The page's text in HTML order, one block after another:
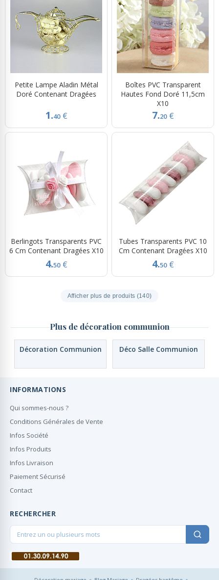
Petite Lampe Aladin Métal
Doré Contenant Dragées
1.40 €
Boîtes PVC Transparent
Hautes Fond Doré 11,5cm
X10
7.20 €
Berlingots Transparents PVC
6 Cm Contenant Dragées X10
4.50 €
Tubes Transparents PVC 10
Cm Contenant Dragées X10
4.50 €
Afficher plus de produits (140)
Plus de décoration communion
Décoration Communion Déco Salle Communion
INFORMATIONS
Qui sommes-nous ?
Conditions Générales de Vente
Infos Société
Infos Produits
Infos Livraison
Paiement Sécurisé
Contact
RECHERCHER